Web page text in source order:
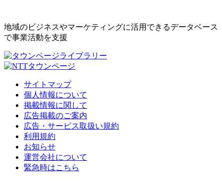
地域のビジネスやマーケティングに活用できるデータベース
で事業活動を支援
サイトマップ
個人情報について
掲載情報に関して
広告掲載のご案内
広告・サービス取扱い規約
利用規約
お知らせ
運営会社について
緊急時はこちら